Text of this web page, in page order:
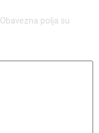
Obavezna polja su